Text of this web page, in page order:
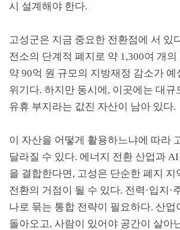
시 설계해야 한다.
고성군은 지금 중요한 전환점에 서 있
전소의 단계적 폐지로 약 1,300여 개의
약 90억 원 규모의 지방재정 감소가 예
위기다. 하지만 동시에 , 이곳에는 대규
유휴 부지라는 값진 자산이 남아 있다.
이 자산을 어떻게 활용하느냐에 따라
달라질 수 있다. 에너지 전환 산업과
을 결합한다면, 고성은 단순한 폐지 지
전환의 거점이 될 수 있다. 전력 ·입지 ·
나로 묶는 통합 전략이 필요하다. 산업
돌아오고, 사람이 있어야 공간이 살아